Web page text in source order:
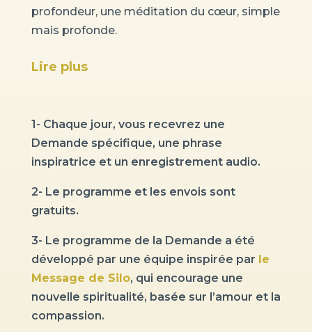
profondeur, une méditation du cœur, simple
mais profonde.
Lire plus
1- Chaque jour, vous recevrez une
Demande spécifique, une phrase
inspiratrice et un enregistrement audio.
2- Le programme et les envois sont
gratuits.
3- Le programme de la Demande a été
développé par une équipe inspirée par le
Message de Silo, qui encourage une
nouvelle spiritualité, basée sur l’amour et la
compassion.